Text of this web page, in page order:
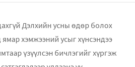
Дэлхийн усны өдөр болох
хэмжээний усыг хүнсэндээ
үзүүлсэн бичлэгийг хүргэж